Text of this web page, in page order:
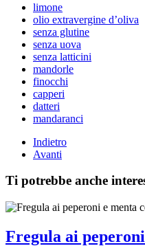
limone
olio extravergine d’oliva
senza glutine
senza uova
senza latticini
mandorle
finocchi
capperi
datteri
mandaranci
Indietro
Avanti
Ti potrebbe anche
Fregula ai